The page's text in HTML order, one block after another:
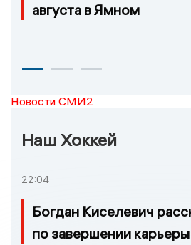
августа в Ямном
Новости СМИ2
Наш Хоккей
22:04
Богдан Киселевич
по завершении карьеры